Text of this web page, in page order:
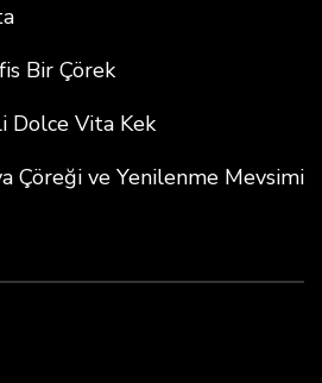
Bir Çörek
Dolce Vita Kek
Çöreği ve Yenilenme Mevsimi